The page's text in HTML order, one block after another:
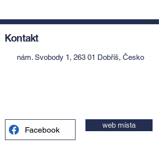
Kontakt
nám. Svobody 1, 263 01 Dobříš, Česko
Facebook web místa